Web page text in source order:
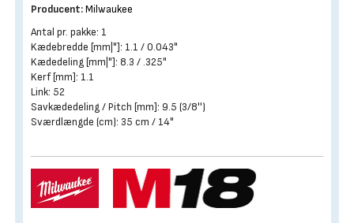
Producent:Milwaukee
Antal pr. pakke: 1
Kædebredde [mm|"]: 1.1 / 0.043"
Kædedeling [mm|"]: 8.3 / .325"
Kerf [mm]: 1.1
Link: 52
Savkædedeling / Pitch [mm]: 9.5 (3/8'')
Sværdlængde (cm): 35 cm / 14"